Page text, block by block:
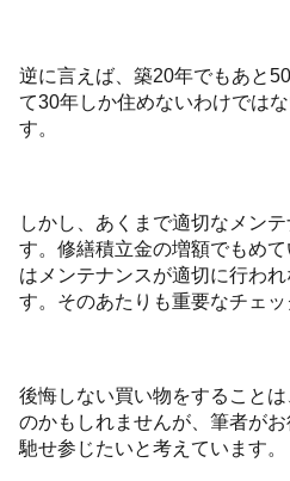
逆に言えば、築20年でもあと
て30年しか住めないわけでは
す。
しかし、あくまで適切なメン
す。修繕積立金の増額でもめ
はメンテナンスが適切に行わ
す。そのあたりも重要なチェッ
後悔しない買い物をすること
のかもしれませんが、筆者が
馳せ参じたいと考えています。